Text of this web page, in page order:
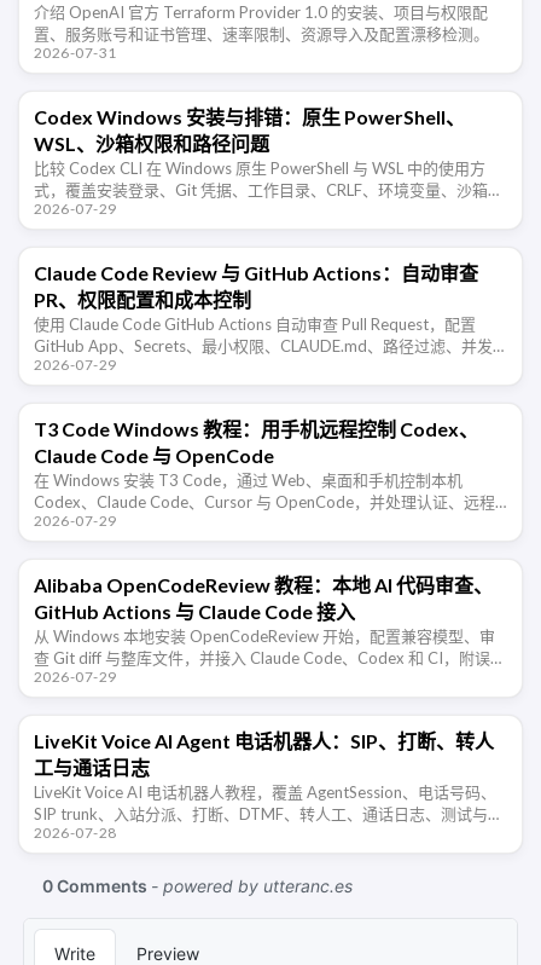
介绍 OpenAI 官方 Terraform Provider 1.0 的安装、项目与权限配
置、服务账号和证书管理、速率限制、资源导入及配置漂移检测。
2026-07-31
Codex Windows 安装与排错：原生 PowerShell、
WSL、沙箱权限和路径问题
比较 Codex CLI 在 Windows 原生 PowerShell 与 WSL 中的使用方
式，覆盖安装登录、Git 凭据、工作目录、CRLF、环境变量、沙箱审
批和常见权限错误。
2026-07-29
Claude Code Review 与 GitHub Actions：自动审查
PR、权限配置和成本控制
使用 Claude Code GitHub Actions 自动审查 Pull Request，配置
GitHub App、Secrets、最小权限、CLAUDE.md、路径过滤、并发
取消和误报验收。
2026-07-29
T3 Code Windows 教程：用手机远程控制 Codex、
Claude Code 与 OpenCode
在 Windows 安装 T3 Code，通过 Web、桌面和手机控制本机
Codex、Claude Code、Cursor 与 OpenCode，并处理认证、远程
访问、防火墙、会话同步和安全风险。
2026-07-29
Alibaba OpenCodeReview 教程：本地 AI 代码审查、
GitHub Actions 与 Claude Code 接入
从 Windows 本地安装 OpenCodeReview 开始，配置兼容模型、审
查 Git diff 与整库文件，并接入 Claude Code、Codex 和 CI，附误
报、成本与权限排查。
2026-07-29
LiveKit Voice AI Agent 电话机器人：SIP、打断、转人
工与通话日志
LiveKit Voice AI 电话机器人教程，覆盖 AgentSession、电话号码、
SIP trunk、入站分派、打断、DTMF、转人工、通话日志、测试与合
规边界。
2026-07-28